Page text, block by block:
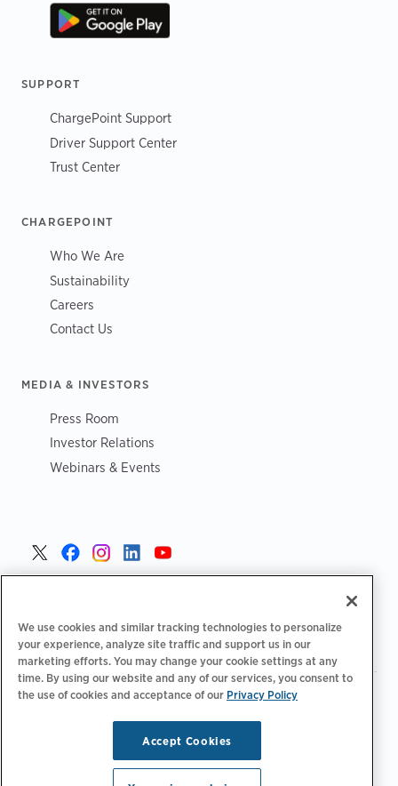
SUPPORT
ChargePoint Support
Driver Support Center
Trust Center
CHARGEPOINT
Who We Are
Sustainability
Careers
Contact Us
MEDIA & INVESTORS
Press Room
Investor Relations
Webinars & Events
Polityka prywatności | Opcje prywatności|Legalny
Copyright © 2026 ChargePoint, Inc. Wszelkie prawa
We use cookies and similar tracking technologies to personalize
your experience, analyze site traffic and support us in our
marketing efforts. You may change your cookie settings at any
time. By using our website and any of our services, you consent to
the use of cookies and acceptance of our Privacy Policy
Accept Cookies